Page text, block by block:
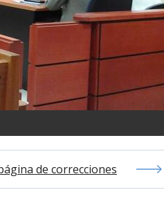
de correcciones